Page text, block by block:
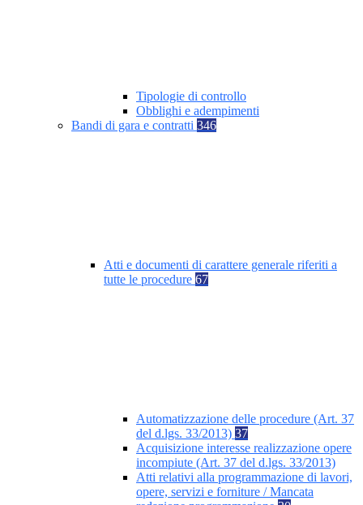
Tipologie di controllo
Obblighi e adempimenti
Bandi di gara e contratti 346
Atti e documenti di carattere generale riferiti a
tutte le procedure 67
Automatizzazione delle procedure (Art. 37
del d.lgs. 33/2013) 37
Acquisizione interesse realizzazione opere
incompiute (Art. 37 del d.lgs. 33/2013)
Atti relativi alla programmazione di lavori,
opere, servizi e forniture / Mancata